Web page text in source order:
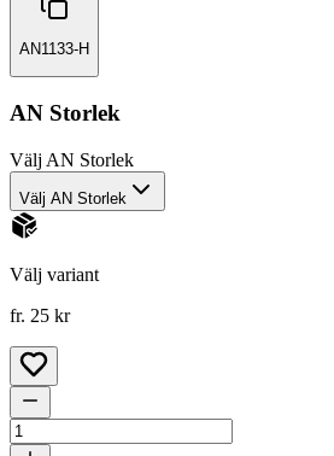
AN1133-H
AN Storlek
Välj AN Storlek
Välj AN Storlek
Välj variant
fr. 25 kr